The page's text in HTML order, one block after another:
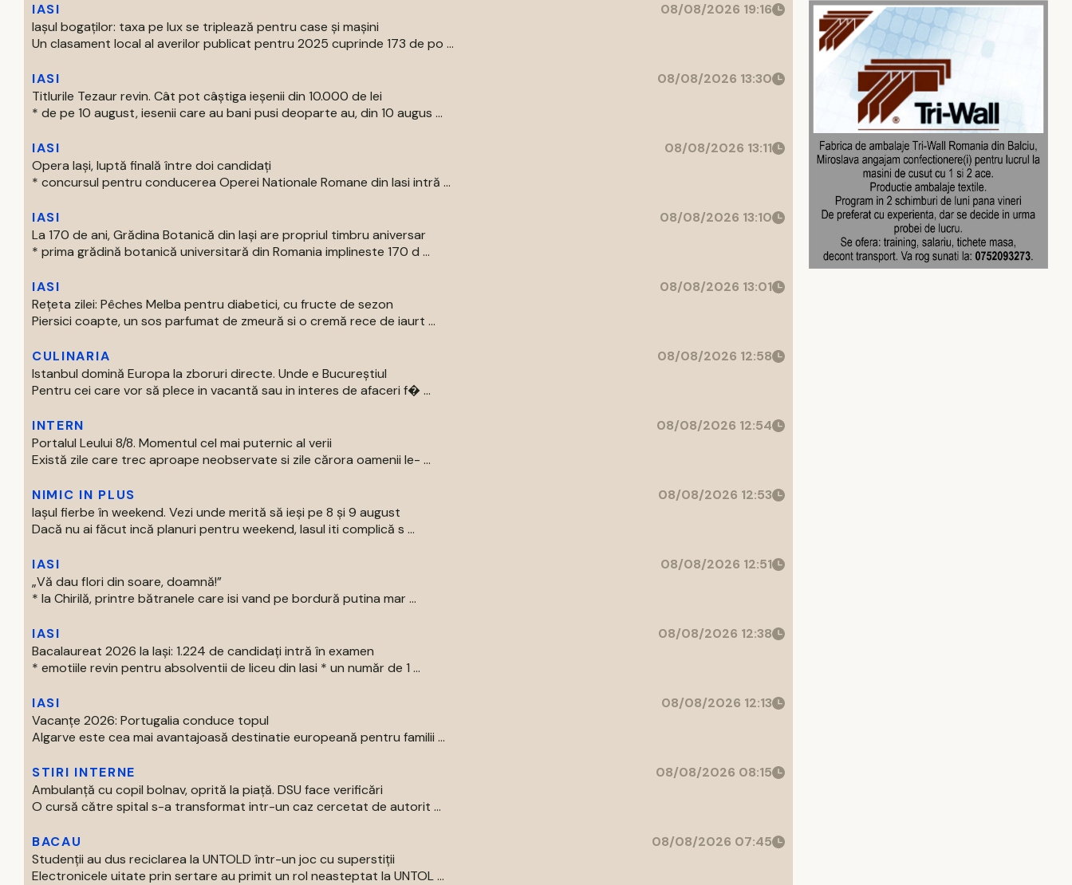
IASI
08/08/2026 19:16
Iașul bogaților: taxa pe lux se triplează pentru case și mașini
Un clasament local al averilor publicat pentru 2025 cuprinde 173 de po ...
IASI
08/08/2026 13:30
Titlurile Tezaur revin. Cât pot câștiga ieșenii din 10.000 de lei
* de pe 10 august, iesenii care au bani pusi deoparte au, din 10 augus ...
IASI
08/08/2026 13:11
Opera Iași, luptă finală între doi candidați
* concursul pentru conducerea Operei Nationale Romane din Iasi intră ...
IASI
08/08/2026 13:10
La 170 de ani, Grădina Botanică din Iași are propriul timbru aniversar
* prima grădină botanică universitară din Romania implineste 170 d ...
IASI
08/08/2026 13:01
Rețeta zilei: Pêches Melba pentru diabetici, cu fructe de sezon
Piersici coapte, un sos parfumat de zmeură si o cremă rece de iaurt ...
CULINARIA
08/08/2026 12:58
Istanbul domină Europa la zboruri directe. Unde e Bucureștiul
Pentru cei care vor să plece in vacantă sau in interes de afaceri f� ...
INTERN
08/08/2026 12:54
Portalul Leului 8/8. Momentul cel mai puternic al verii
Există zile care trec aproape neobservate si zile cărora oamenii le- ...
NIMIC IN PLUS
08/08/2026 12:53
Iașul fierbe în weekend. Vezi unde merită să ieși pe 8 și 9 august
Dacă nu ai făcut incă planuri pentru weekend, Iasul iti complică s ...
IASI
08/08/2026 12:51
„Vă dau flori din soare, doamnă!”
* la Chirilă, printre bătranele care isi vand pe bordură putina mar ...
IASI
08/08/2026 12:38
Bacalaureat 2026 la Iași: 1.224 de candidați intră în examen
* emotiile revin pentru absolventii de liceu din Iasi * un număr de 1 ...
IASI
08/08/2026 12:13
Vacanțe 2026: Portugalia conduce topul
Algarve este cea mai avantajoasă destinatie europeană pentru familii ...
STIRI INTERNE
08/08/2026 08:15
Ambulanță cu copil bolnav, oprită la piață. DSU face verificări
O cursă către spital s-a transformat intr-un caz cercetat de autorit ...
BACAU
08/08/2026 07:45
Studenții au dus reciclarea la UNTOLD într-un joc cu superstiții
Electronicele uitate prin sertare au primit un rol neasteptat la UNTOL ...